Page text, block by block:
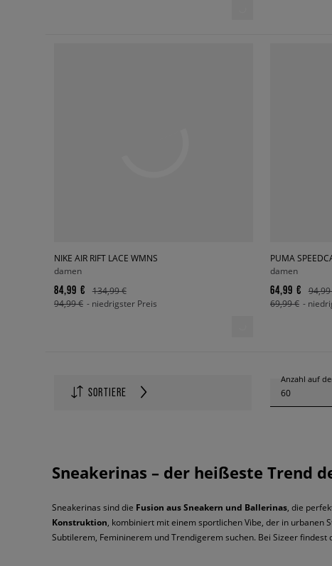
NIKE AIR RIFT LACE WMNS
damen
84,99 €
134,99 €
94,99 € - niedrigster Preis
PUMA
damen
64,99 €
94,99
69,99 € -
SORTIERE
Anzahl auf
60
Sneakerinas – der heißeste Trend
Sneakerinas sind die Fusion aus Sneakern und Ballerinas , die
Konstruktion , kombiniert mit einem sportlichen Vibe, der in urbanen
Subtilerem, Femininerem und Trendigerem suchen. Bei Sizeer